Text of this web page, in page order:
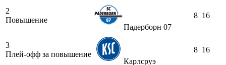
2
Повышение
Падерборн 07
8 16
3
Плей-офф за повышение
Карлсруэ
8 16